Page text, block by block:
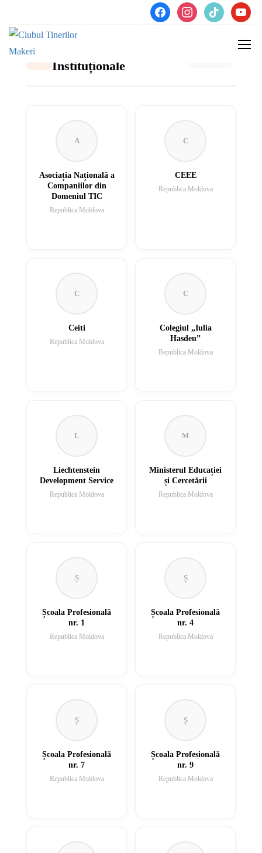
Instituționale
A
Asociația Națională a
Companiilor din
Domeniul TIC
Republica Moldova
C
CEEE
Republica Moldova
C
Ceiti
Republica Moldova
C
Colegiul „Iulia
Hasdeu”
Republica Moldova
L
Liechtenstein
Development Service
Republica Moldova
M
Ministerul Educației
și Cercetării
Republica Moldova
Ș
Școala Profesională
nr. 1
Republica Moldova
Ș
Școala Profesională
nr. 4
Republica Moldova
Ș
Școala Profesională
nr. 7
Republica Moldova
Ș
Școala Profesională
nr. 9
Republica Moldova